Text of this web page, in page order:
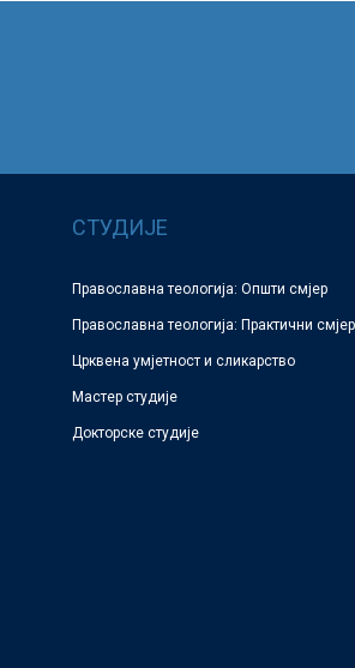
СТУДИЈЕ
Православна теологија: Општи смјер
Православна теологија: Практични смјер
Црквена умјетност и сликарство
Мастер студије
Докторске студије